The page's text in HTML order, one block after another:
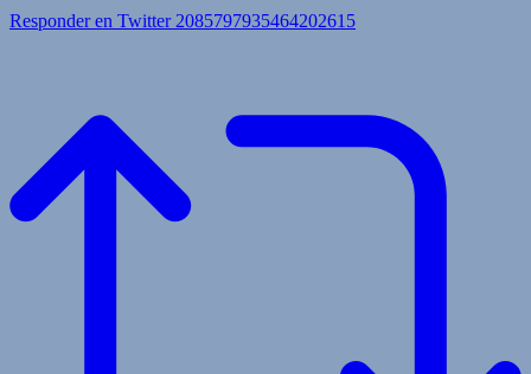
Responder en Twitter 2085797935464202615